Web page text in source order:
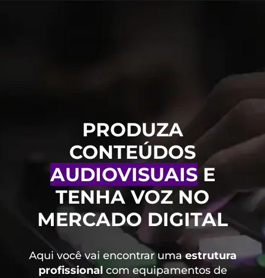
PRODUZA
CONTEÚDOS
AUDIOVISUAISE
TENHA VOZ NO
MERCADO DIGITAL
Aqui você vai encontrar uma estrutura
profissional com equipamentos de